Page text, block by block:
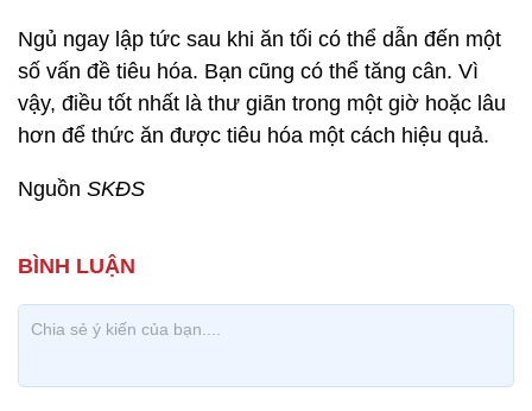
Ngủ ngay lập tức sau khi ăn tối có thể dẫn đến một
số vấn đề tiêu hóa. Bạn cũng có thể tăng cân. Vì
vậy, điều tốt nhất là thư giãn trong một giờ hoặc lâu
hơn để thức ăn được tiêu hóa một cách hiệu quả.
Nguồn SKĐS